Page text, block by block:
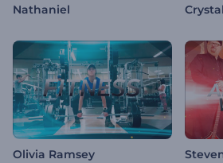
Nathaniel
Olivia Ramsey